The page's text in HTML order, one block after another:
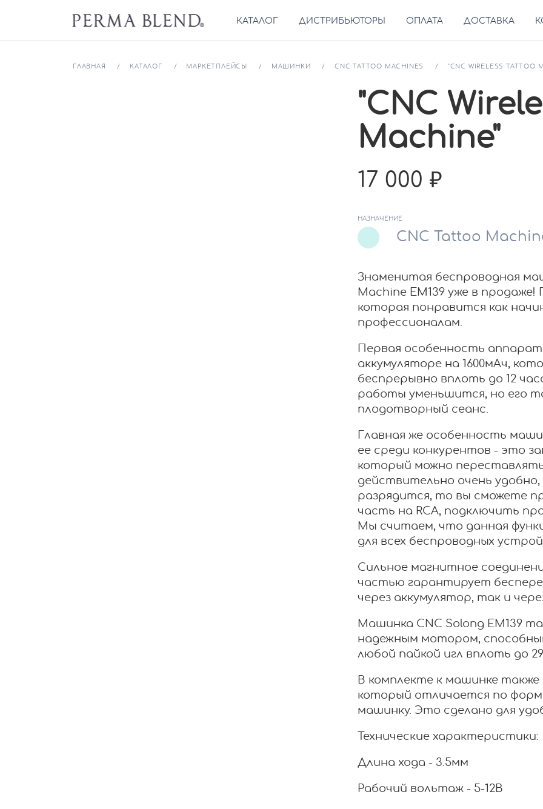
КАТАЛОГ ДИСТРИБЬЮТОРЫ ОПЛАТА ДОСТАВКА
ГЛАВНАЯ КАТАЛОГ МАРКЕТПЛЕЙСЫ МАШИНКИ CNC TATTOO MACHINES "CNC WIRELESS TATTOO
"CNC
Machine"
17 000
НАЗНАЧЕНИЕ
CNC Tattoo
Знаменитая беспроводная
Machine EM139 уже в
которая понравится как
профессионалам.
Первая особенность
аккумуляторе на 1600мАч,
беспрерывно вплоть до 12
работы уменьшится, но его
плодотворный сеанс.
Главная же особенность
ее среди конкурентов - это
который можно
действительно очень удобно,
разрядится, то вы сможете
часть на RCA, подключить
Мы считаем, что данная
для всех беспроводных
Сильное магнитное
частью гарантирует
через аккумулятор, так и
Машинка CNC Solong EM139
надежным мотором,
любой пайкой игл вплоть до
В комплекте к машинке
который отличается по
машинку. Это сделано для
Технические характеристики:
Длина хода - 3.5мм
Рабочий вольтаж - 5-12В